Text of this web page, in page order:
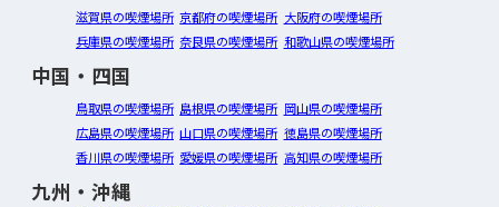
滋賀県の喫煙場所 京都府の喫煙場所 大阪府の喫煙場所
兵庫県の喫煙場所 奈良県の喫煙場所 和歌山県の喫煙場所
中国・四国
鳥取県の喫煙場所 島根県の喫煙場所 岡山県の喫煙場所
広島県の喫煙場所 山口県の喫煙場所 徳島県の喫煙場所
香川県の喫煙場所 愛媛県の喫煙場所 高知県の喫煙場所
九州・沖縄